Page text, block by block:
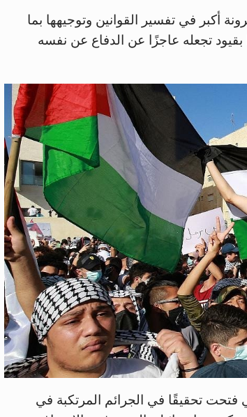
أكبر في تفسير القوانين وتوجيهها بما
تجعله عاجزًا عن الدفاع عن نفسه
فتحت تحقيقًا في الجرائم المرتكبة في